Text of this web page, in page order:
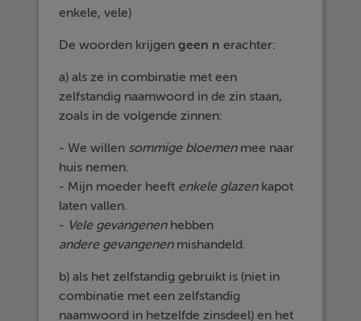
enkele, vele)
De woorden krijgengeen n erachter:
a) als ze in combinatie met een
zelfstandig naamwoord in de zin staan,
zoals in de volgende zinnen:
- We willen sommige bloemenmee naar
huis nemen.
- Mijn moeder heeft enkele glazenkapot
laten vallen.
- Vele gevangenenhebben
andere gevangenenmishandeld.
b) als het zelfstandig gebruikt is (niet in
combinatie met een zelfstandig
naamwoord in hetzelfde zinsdeel) en het